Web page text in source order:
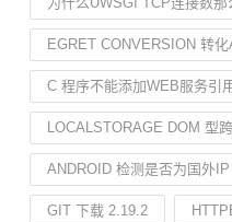
EGRET CONVERSION 转
C 程序不能添加WEB服务引
LOCALSTORAGE DOM 型
ANDROID 检测是否为国外IP
GIT 下载 2.19.2